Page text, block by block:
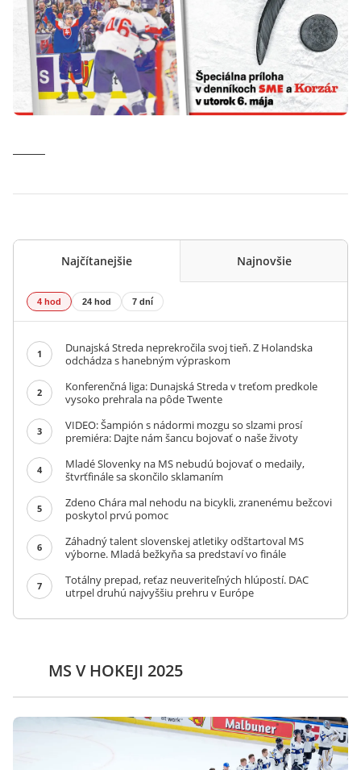
Najčítanejšie Najnovšie
4 hod 24 hod 7 dní
1
Dunajská Streda neprekročila svoj tieň. Z Holandska
odchádza s hanebným výpraskom
2
Konferenčná liga: Dunajská Streda v treťom predkole
vysoko prehrala na pôde Twente
3
VIDEO: Šampión s nádormi mozgu so slzami prosí
premiéra: Dajte nám šancu bojovať o naše životy
4
Mladé Slovenky na MS nebudú bojovať o medaily,
štvrťfinále sa skončilo sklamaním
5
Zdeno Chára mal nehodu na bicykli, zranenému bežcovi
poskytol prvú pomoc
6
Záhadný talent slovenskej atletiky odštartoval MS
výborne. Mladá bežkyňa sa predstaví vo finále
7
Totálny prepad, reťaz neuveriteľných hlúpostí. DAC
utrpel druhú najvyššiu prehru v Európe
MS V HOKEJI 2025